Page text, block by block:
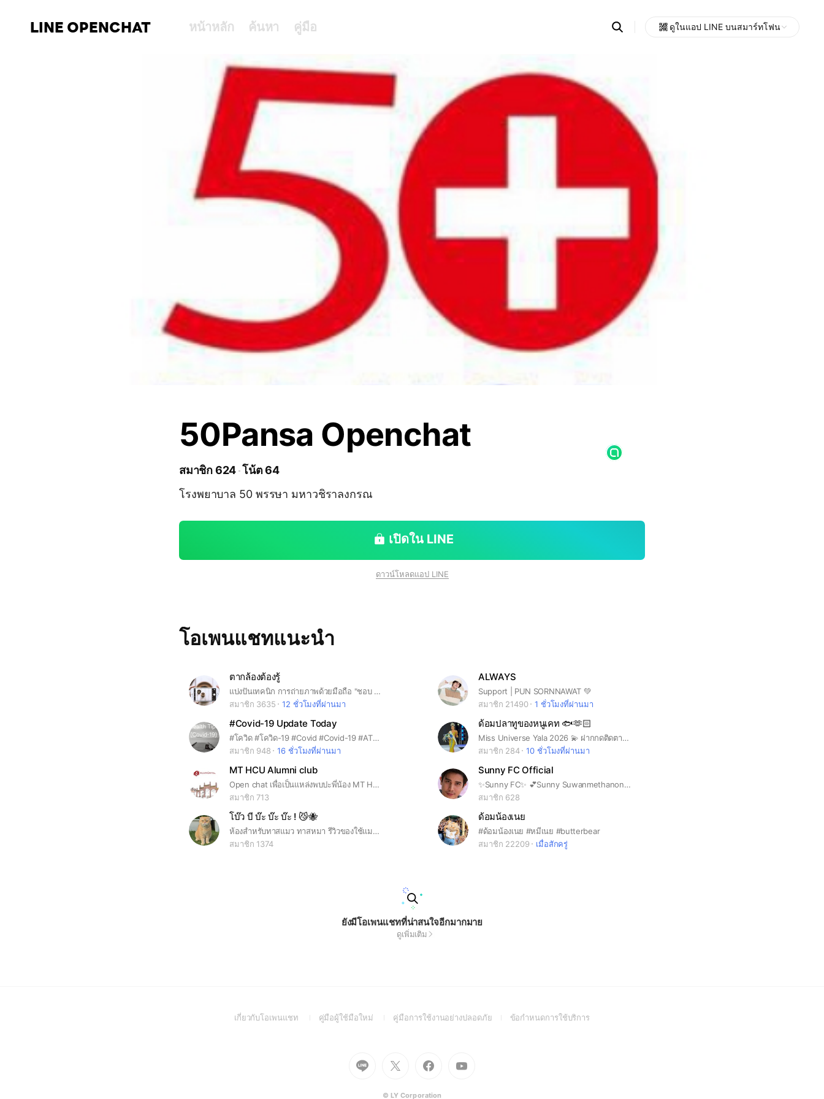
LINE OPENCHAT หน้าหลัก ค้นหา คู่มือ Search
OpenChatsดูในแอป LINE บนสมาร์ทโฟน
50Pansa Openchat
สมาชิก 624 โน้ต 64
โรงพยาบาล 50 พรรษา มหาวชิราลงกรณ
เปิดใน LINE
ดาวน์โหลดแอป LINE
โอเพนแชทแนะนำ
ตากล้องต้องรู้
แบ่งปันเทคนิก การถ่ายภาพด้วยมือถือ "ชอบ แชะ แชร์"
สมาชิก 3635
12 ชั่วโมงที่ผ่านมา
ALWAYS
Support | PUN SORNNAWAT 💚
สมาชิก 21490
1 ชั่วโมงที่ผ่านมา
#Covid-19 Update Today
#โควิด #โควิด-19 #Covid #Covid-19 #ATK #Health #สุขภาพ #โรคระบาด #pandemic #วัคซีน #vaccine #update #หมอพร้อม #สถานการณ์โควิด #news #ไวรัส #science #วิทยาศาสตร์ #ESG เป็นห้องที่ให้ข้อมูลข่าวสาร โควิด-19 (Covid-19) โรคระบาด วิทยาศาสตร์และข้อมูลสุขภาพ สถานการณ์ในปัจจุบัน
สมาชิก 948
16 ชั่วโมงที่ผ่านมา
ด้อมปลาทูของหนูเคท 🐟🫶🏻
Miss Universe Yala 2026 💫 ฝากกดติดตามและเป็นกำลังใจให้เคทด้วยนะคะ ☺️ Facebook : Cait Chacri Ya Instagram : caittty_ Tiktok : caittty_
สมาชิก 284
10 ชั่วโมงที่ผ่านมา
MT HCU Alumni club
Open chat เพื่อเป็นแหล่งพบปะพี่น้อง MT HCU ตั้งแต่รุ่น 1 ยันบัณฑิตปีล่าสุดครับ
สมาชิก 713
Sunny FC Official
✨Sunny FC✨ 💕Sunny Suwanmethanont Fanclub ยินดีต้อนรับคนรักซันนี่ทุกคนค่ะ😘 Fanpage : http://www.facebook.com/sunnyfanclub IG : sunnyfc_official
สมาชิก 628
โบ๊ว บี บ๊ะ บ๊ะ บ๊ะ ! 😼🐝
ห้องสำหรับทาสแมว ทาสหมา รีวิวของใช้แมวแมว เม้ามอยนินทาลูกตัวเอง555 สวัสดีค่าทุกคน🔅 แม่โบ๊วบีเองนะคะ อยากให้พื้นที่ตรงนี้ให้เราได้คุยกันแบบใกล้ชิดมากขึ้น เราจะได้รู้จักกันฟีลเหมือนหยุมหัวโบ๊วเองเลยค่า🐱🤣
สมาชิก 1374
ด้อมน้องเนย
#ด้อมน้องเนย #หมีเนย #butterbear
สมาชิก 22209
เมื่อสักครู่
ยังมีโอเพนแชทที่น่าสนใจอีกมากมาย
ดูเพิ่มเติม
เกี่ยวกับโอเพนแชท
(Openคู่มือผู้ใช้มือใหม่
(Open
window)
คู่มือการใช้งานอย่างปลอดภัย(Openข้อกำหนดการใช้บริการ(Open
Go
to
(Open
Go
to
(Open
Go
to
(Open
to
© LY Corporation